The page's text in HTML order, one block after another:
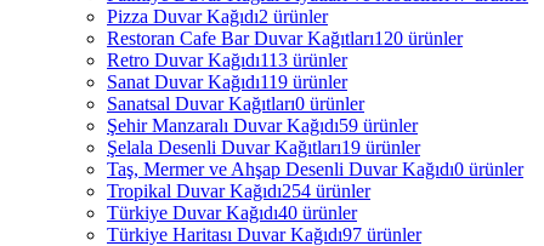
Pizza Duvar Kağıdı2 ürünler
Restoran Cafe Bar Duvar Kağıtları120 ürünler
Retro Duvar Kağıdı113 ürünler
Sanat Duvar Kağıdı119 ürünler
Sanatsal Duvar Kağıtları0 ürünler
Şehir Manzaralı Duvar Kağıdı59 ürünler
Şelala Desenli Duvar Kağıtları19 ürünler
Taş, Mermer ve Ahşap Desenli Duvar Kağıdı0 ürünler
Tropikal Duvar Kağıdı254 ürünler
Türkiye Duvar Kağıdı40 ürünler
Türkiye Haritası Duvar Kağıdı97 ürünler